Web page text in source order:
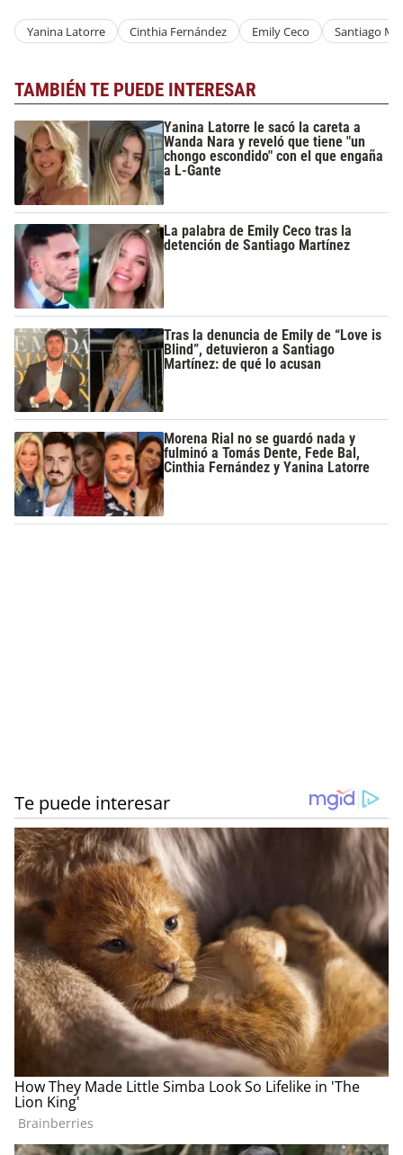
Yanina Latorre Cinthia Fernández Emily Ceco Santiago
TAMBIÉN TE PUEDE INTERESAR
Yanina Latorre le sacó la careta a
Wanda Nara y reveló que tiene "un
chongo escondido" con el que engaña
a L-Gante
La palabra de Emily Ceco tras la
detención de Santiago Martínez
Tras la denuncia de Emily de “Love is
Blind”, detuvieron a Santiago
Martínez: de qué lo acusan
Morena Rial no se guardó nada y
fulminó a Tomás Dente, Fede Bal,
Cinthia Fernández y Yanina Latorre